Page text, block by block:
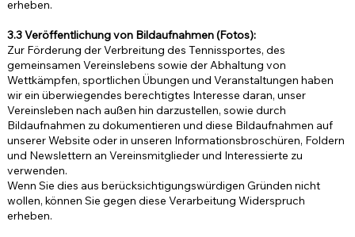
erheben.
3.3 Veröffentlichung von Bildaufnahmen (Fotos):
Zur Förderung der Verbreitung des Tennissportes, des
gemeinsamen Vereinslebens sowie der Abhaltung von
Wettkämpfen, sportlichen Übungen und Veranstaltungen haben
wir ein überwiegendes berechtigtes Interesse daran, unser
Vereinsleben nach außen hin darzustellen, sowie durch
Bildaufnahmen zu dokumentieren und diese Bildaufnahmen auf
unserer Website oder in unseren Informationsbroschüren, Foldern
und Newslettern an Vereinsmitglieder und Interessierte zu
verwenden.
Wenn Sie dies aus berücksichtigungswürdigen Gründen nicht
wollen, können Sie gegen diese Verarbeitung Widerspruch
erheben.